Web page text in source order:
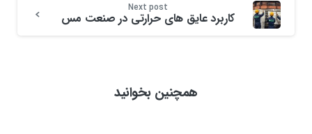
Next post
کاربرد عایق های حرارتی در صنعت مس
همچنین بخوانید